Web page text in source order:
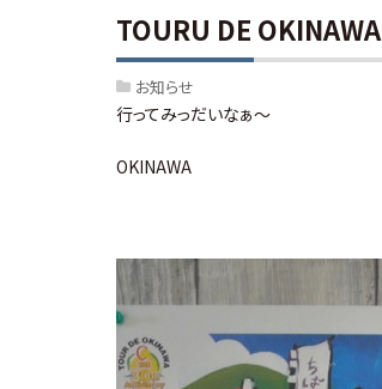
TOURU DE OKINAWA
お知らせ
行ってみっだいなぁ～
OKINAWA